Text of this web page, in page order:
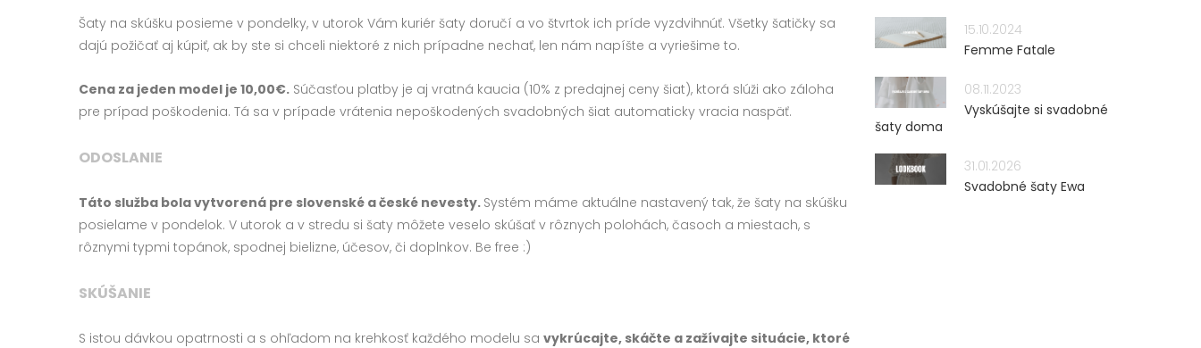
Šaty na skúšku posieme v pondelky, v utorok Vám kuriér šaty doručí a vo štvrtok ich príde vyzdvihnúť. Všetky šatičky sa
dajú požičať aj kúpiť, ak by ste si chceli niektoré z nich prípadne nechať, len nám napíšte a vyriešime to.
Cena za jeden model je 10,00€. Súčasťou platby je aj vratná kaucia (10% z predajnej ceny šiat), ktorá slúži ako záloha
pre prípad poškodenia. Tá sa v prípade vrátenia nepoškodených svadobných šiat automaticky vracia naspäť.
ODOSLANIE
Táto služba bola vytvorená pre slovenské a české nevesty. Systém máme aktuálne nastavený tak, že šaty na skúšku
posielame v pondelok. V utorok a v stredu si šaty môžete veselo skúšať v rôznych polohách, časoch a miestach, s
rôznymi typmi topánok, spodnej bielizne, účesov, či doplnkov. Be free :)
SKÚŠANIE
S istou dávkou opatrnosti a s ohľadom na krehkosť každého modelu sa vykrúcajte, skáčte a zažívajte situácie, ktoré
15.10.2024
Femme Fatale
08.11.2023
Vyskúšajte si svadobné
šaty doma
31.01.2026
Svadobné šaty Ewa